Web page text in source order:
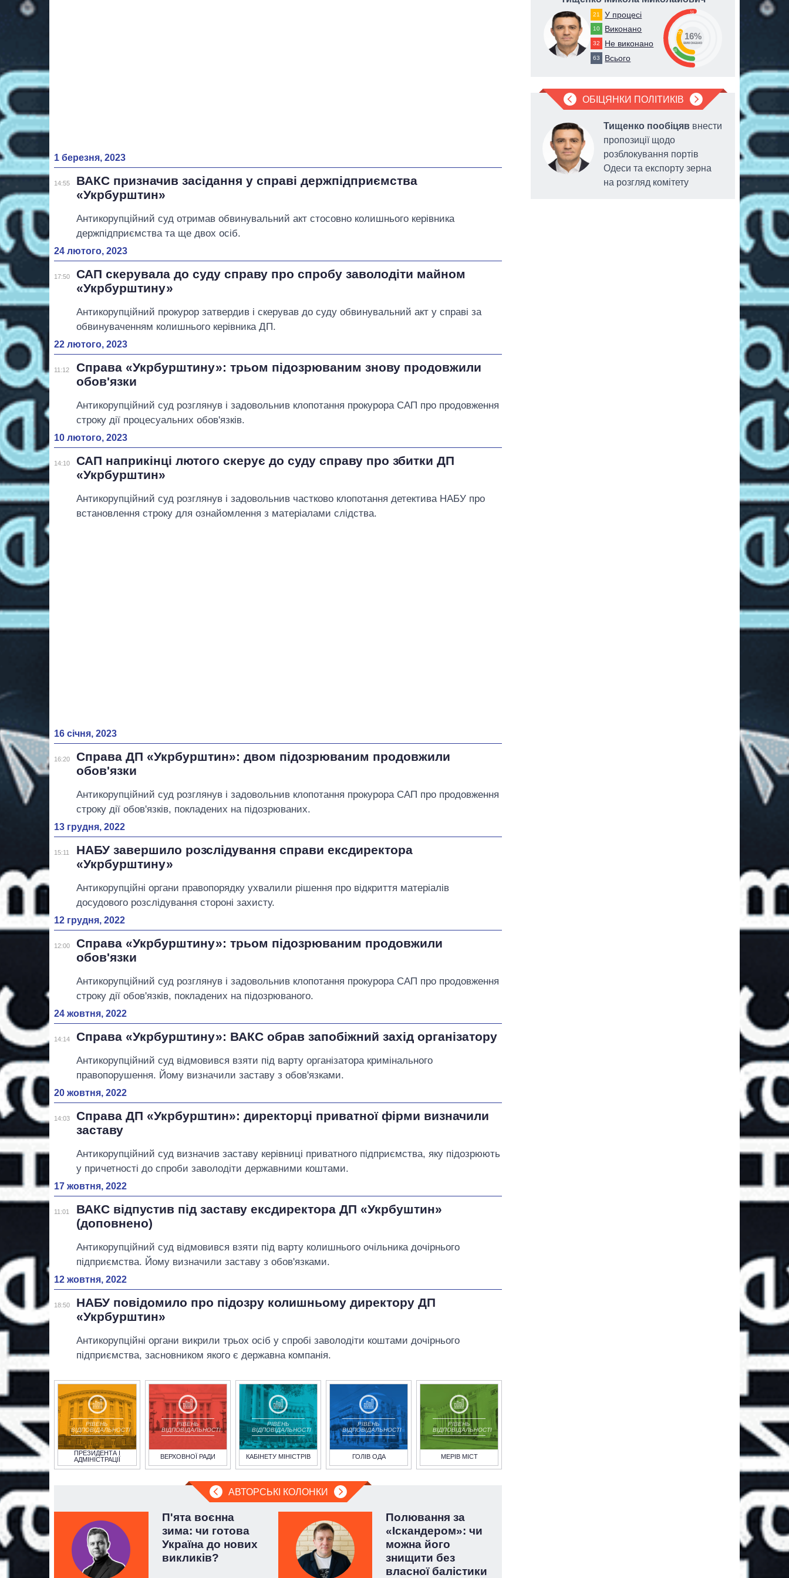
1 березня, 2023
14:55
ВАКС призначив засідання у справі держпідприємства
«Укрбурштин»
Антикорупційний суд отримав обвинувальний акт стосовно колишнього керівника
держпідприємства та ще двох осіб.
24 лютого, 2023
17:50
САП скерувала до суду справу про спробу заволодіти майном
«Укрбурштину»
Антикорупційний прокурор затвердив і скерував до суду обвинувальний акт у справі за
обвинуваченням колишнього керівника ДП.
22 лютого, 2023
11:12
Справа «Укрбурштину»: трьом підозрюваним знову продовжили
обов'язки
Антикорупційний суд розглянув і задовольнив клопотання прокурора САП про продовження
строку дії процесуальних обов'язків.
10 лютого, 2023
14:10
САП наприкінці лютого скерує до суду справу про збитки ДП
«Укрбурштин»
Антикорупційний суд розглянув і задовольнив частково клопотання детектива НАБУ про
встановлення строку для ознайомлення з матеріалами слідства.
16 січня, 2023
16:20
Справа ДП «Укрбурштин»: двом підозрюваним продовжили
обов'язки
Антикорупційний суд розглянув і задовольнив клопотання прокурора САП про продовження
строку дії обов'язків, покладених на підозрюваних.
13 грудня, 2022
15:11
НАБУ завершило розслідування справи ексдиректора
«Укрбурштину»
Антикорупційні органи правопорядку ухвалили рішення про відкриття матеріалів
досудового розслідування стороні захисту.
12 грудня, 2022
12:00
Справа «Укрбурштину»: трьом підозрюваним продовжили
обов'язки
Антикорупційний суд розглянув і задовольнив клопотання прокурора САП про продовження
строку дії обов'язків, покладених на підозрюваного.
24 жовтня, 2022
14:14 Справа «Укрбурштину»: ВАКС обрав запобіжний захід організатору
Антикорупційний суд відмовився взяти під варту організатора кримінального
правопорушення. Йому визначили заставу з обов'язками.
20 жовтня, 2022
14:03
Справа ДП «Укрбурштин»: директорці приватної фірми визначили
заставу
Антикорупційний суд визначив заставу керівниці приватного підприємства, яку підозрюють
у причетності до спроби заволодіти державними коштами.
17 жовтня, 2022
11:01
ВАКС відпустив під заставу ексдиректора ДП «Укрбуштин»
(доповнено)
Антикорупційний суд відмовився взяти під варту колишнього очільника дочірнього
підприємства. Йому визначили заставу з обов'язками.
12 жовтня, 2022
18:50
НАБУ повідомило про підозру колишньому директору ДП
«Укрбурштин»
Антикорупційні органи викрили трьох осіб у спробі заволодіти коштами дочірнього
підприємства, засновником якого є державна компанія.
РІВЕНЬ
ВІДПОВІДАЛЬНОСТІ
ПРЕЗИДЕНТА І
АДМІНІСТРАЦІЇ
РІВЕНЬ
ВІДПОВІДАЛЬНОСТІ
ВЕРХОВНОЇ РАДИ
РІВЕНЬ
ВІДПОВІДАЛЬНОСТІ
КАБІНЕТУ МІНІСТРІВ
РІВЕНЬ
ВІДПОВІДАЛЬНОСТІ
ГОЛІВ ОДА
РІВЕНЬ
ВІДПОВІДАЛЬНОСТІ
МЕРІВ МІСТ
АВТОРСЬКІ КОЛОНКИ
не
перші
П'ята воєнна
зима: чи готова
Україна до нових
викликів?
Полювання за
«Іскандером»: чи
можна його
знищити без
власної балістики
21 У процесі
10 Виконано
32 Не виконано
63 Всього
51
16
33 16%
виконано
ОБІЦЯНКИ ПОЛІТИКІВ
портфельні гарантії для
підтримки аграріїв
Тищенко пообіцяв внести
пропозиції щодо
розблокування портів
Одеси та експорту зерна
на розгляд комітету